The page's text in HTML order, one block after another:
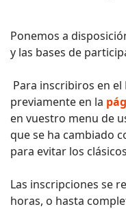
Ponemos a
y las bases de
Para inscribiros en
previamente en la
en vuestro menu de
que se ha cambiado
para evitar los
Las inscripciones se
horas, o hasta